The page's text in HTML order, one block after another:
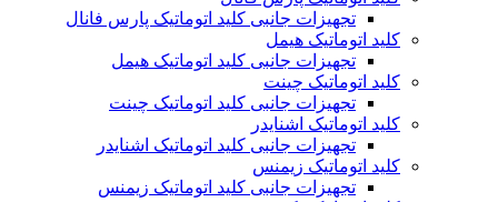
تجهیزات جانبی کلید اتوماتیک پارس فانال
کلید اتوماتیک هیمل
تجهیزات جانبی کلید اتوماتیک هیمل
کلید اتوماتیک چینت
تجهیزات جانبی کلید اتوماتیک چینت
کلید اتوماتیک اشنایدر
تجهیزات جانبی کلید اتوماتیک اشنایدر
کلید اتوماتیک زیمنس
تجهیزات جانبی کلید اتوماتیک زیمنس